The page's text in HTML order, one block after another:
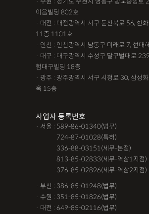
이음빌딩 802호
· 대전 : 대전광역시 서구 둔산북로 56, 한
11층 1101호
· 인천 : 인천광역시 남동구 미래로 7, 현대
· 대구 : 대구광역시 수성구 달구벌대로
험대구빌딩 18층
· 광주 : 광주광역시 서구 시청로 30, 삼성
옥 15층
사업자 등록번호
· 서울 : 589-86-01340(법무)
724-87-01028(특허)
336-88-03151(세무-본점)
813-85-02833(세무-역삼1지점)
376-85-02896(세무-역삼2지점)
· 부산 : 386-85-01948(법무)
· 수원 : 351-85-01826(법무)
· 대전 : 649-85-02116(법무)